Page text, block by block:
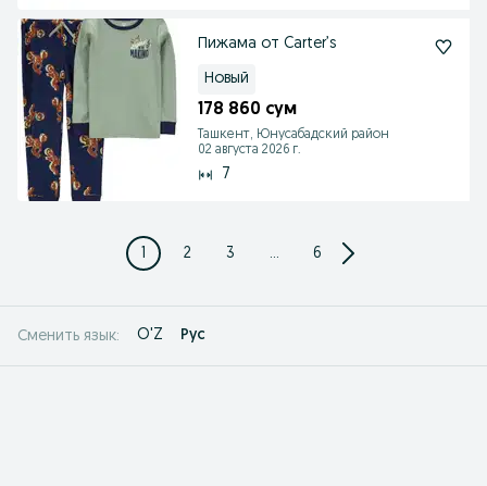
Пижама от Carter’s
Новый
178 860 сум
Ташкент, Юнусабадский район
02 августа 2026 г.
7
1 2 3 ... 6
Сменить язык: O'Z Рус